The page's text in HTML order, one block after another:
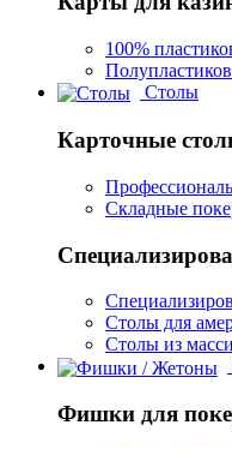
100%
Столы
Карточные
Складные
Столы для
Столы из
Фишки для